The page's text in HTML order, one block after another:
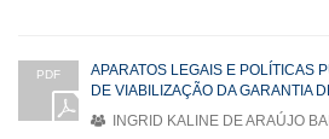
PDF
APARATOS LEGAIS E POLÍTICAS
DE VIABILIZAÇÃO DA GARANTIA
INGRID KALINE DE ARAÚJO